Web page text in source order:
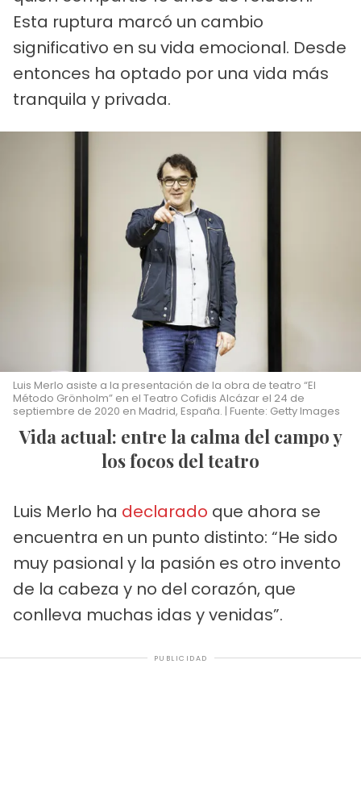
Esta ruptura marcó un cambio
significativo en su vida emocional. Desde
entonces ha optado por una vida más
tranquila y privada.
Luis Merlo asiste a la presentación de la obra de teatro “El
Método Grönholm” en el Teatro Cofidis Alcázar el 24 de
septiembre de 2020 en Madrid, España. | Fuente: Getty Images
Vida actual: entre la calma del campo y
los focos del teatro
Luis Merlo ha declarado que ahora se
encuentra en un punto distinto: “He sido
muy pasional y la pasión es otro invento
de la cabeza y no del corazón, que
conlleva muchas idas y venidas”.
PUBLICIDAD